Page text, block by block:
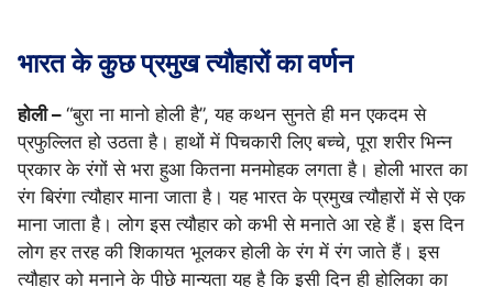
भारत के कुछ प्रमुख त्यौहारों का वर्णन
होली – “बुरा ना मानो होली है”, यह कथन सुनते ही मन एकदम से
प्रफुल्लित हो उठता है। हाथों में पिचकारी लिए बच्चे, पूरा शरीर भिन्न
प्रकार के रंगों से भरा हुआ कितना मनमोहक लगता है। होली भारत का
रंग बिरंगा त्यौहार माना जाता है। यह भारत के प्रमुख त्यौहारों में से एक
माना जाता है। लोग इस त्यौहार को कभी से मनाते आ रहे हैं। इस दिन
लोग हर तरह की शिकायत भूलकर होली के रंग में रंग जाते हैं। इस
त्यौहार को मनाने के पीछे मान्यता यह है कि इसी दिन ही होलिका का